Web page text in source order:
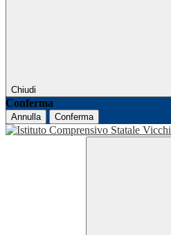
Chiudi
Conferma
Annulla Conferma